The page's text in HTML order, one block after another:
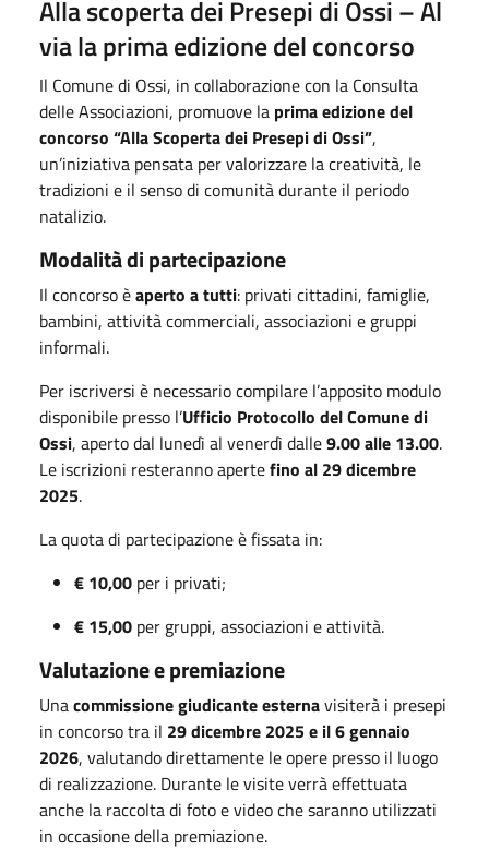
Alla scoperta dei Presepi di Ossi – Al
via la prima edizione del concorso
Il Comune di Ossi, in collaborazione con la Consulta
delle Associazioni, promuove la prima edizione del
concorso “Alla Scoperta dei Presepi di Ossi”,
un’iniziativa pensata per valorizzare la creatività, le
tradizioni e il senso di comunità durante il periodo
natalizio.
Modalità di partecipazione
Il concorso èaperto a tutti: privati cittadini, famiglie,
bambini, attività commerciali, associazioni e gruppi
informali.
Per iscriversi è necessario compilare l’apposito modulo
disponibile presso l’Ufficio Protocollo del Comune di
Ossi, aperto dal lunedì al venerdì dalle9.00 alle 13.00.
Le iscrizioni resteranno apertefino al 29 dicembre
2025.
La quota di partecipazione è fissata in:
€ 10,00 per i privati;
€ 15,00 per gruppi, associazioni e attività.
Valutazione e premiazione
Unacommissione giudicante esternavisiterà i presepi
in concorso tra il 29 dicembre 2025 e il 6 gennaio
2026, valutando direttamente le opere presso il luogo
di realizzazione. Durante le visite verrà effettuata
anche la raccolta di foto e video che saranno utilizzati
in occasione della premiazione.